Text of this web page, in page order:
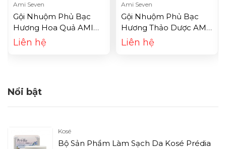
Ami Seven
Gội Nhuộm Phủ Bạc
Hương Hoa Quả AMI
SEVEN 5 Natural Brown
Liên hệ
Ami Seven
Gội Nhuộm Phủ Bạc
Hương Thảo Dược AMI
SEVEN 6 Coffe Brown
Liên hệ
Nổi bật
Kosé
Bộ Sản Phẩm Làm Sạch Da Kosé Prédia